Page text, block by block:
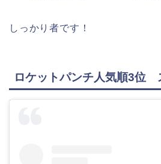
しっかり者です！
ロケットパンチ人気順3位